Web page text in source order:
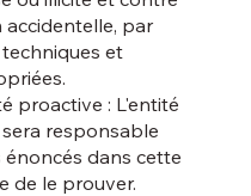
par
et
proactive : L'entité
responsable
dans cette
de le prouver.